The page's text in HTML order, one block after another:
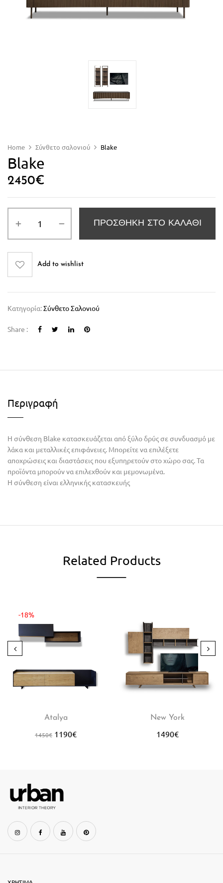
Home Σύνθετο σαλονιού Blake
Blake
2450€
ΠΡΟΣΘΉΚΗ ΣΤΟ ΚΑΛΆΘΙ
Add to wishlist
Κατηγορία:Σύνθετο Σαλονιού
Share :
Περιγραφή
H σύνθεση Blake κατασκευάζεται από ξύλο δρύς σε συνδυασμό με
λάκα και μεταλλικές επιφάνειες. Μπορείτε να επιλέξετε
αποχρώσεις και διαστάσεις που εξυπηρετούν στο χώρο σας. Τα
προϊόντα μπορούν να επιλεχθούν και μεμονωμένα.
Η σύνθεση είναι ελληνικής κατασκευής
Related Products
-18%
Atalya
1450€ 1190€
New York
1490€